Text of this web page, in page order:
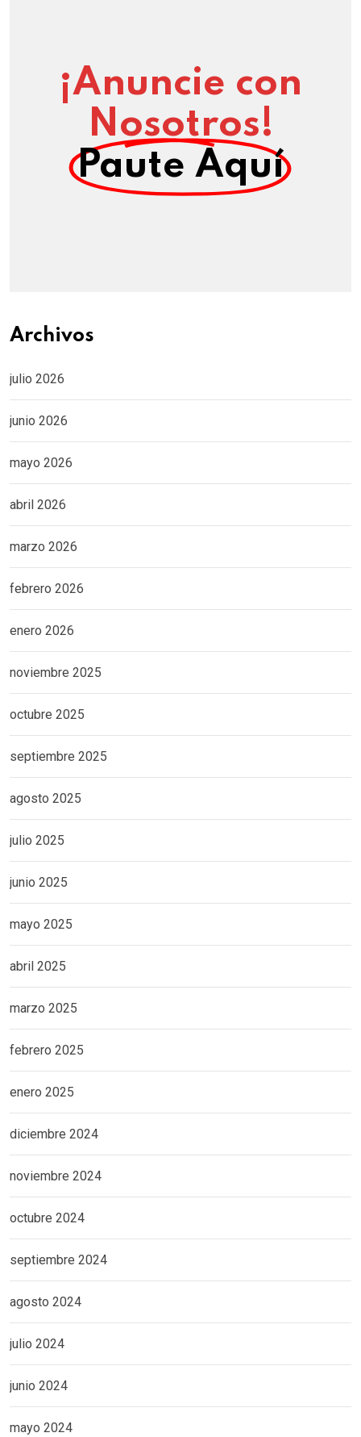
¡Anuncie con
Nosotros!
Paute Aquí
Archivos
julio 2026
junio 2026
mayo 2026
abril 2026
marzo 2026
febrero 2026
enero 2026
noviembre 2025
octubre 2025
septiembre 2025
agosto 2025
julio 2025
junio 2025
mayo 2025
abril 2025
marzo 2025
febrero 2025
enero 2025
diciembre 2024
noviembre 2024
octubre 2024
septiembre 2024
agosto 2024
julio 2024
junio 2024
mayo 2024